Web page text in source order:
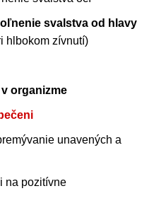
svalstva od hlavy
hlbokom zívnutí)
organizme
unavených a
na pozitívne